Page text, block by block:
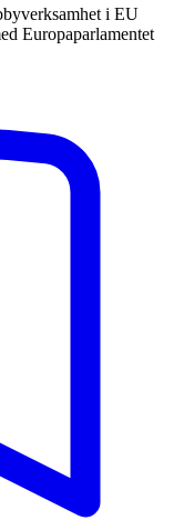
i EU
Europaparlamentet